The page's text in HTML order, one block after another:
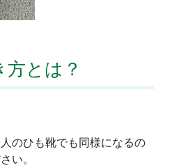
とは？
のひも靴でも同様になるの
い。